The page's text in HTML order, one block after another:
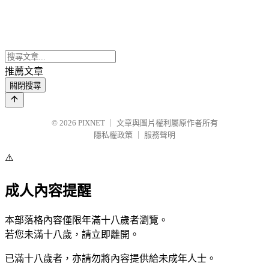
推薦文章
關閉搜尋
© 2026 PIXNET
文章與圖片權利屬原作者所有
隱私權政策
服務聲明
⚠️
成人內容提醒
本部落格內容僅限年滿十八歲者瀏覽。
若您未滿十八歲，請立即離開。
已滿十八歲者，亦請勿將內容提供給未成年人士。